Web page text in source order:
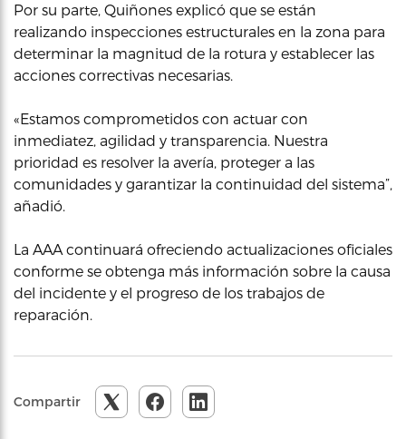
Por su parte, Quiñones explicó que se están
realizando inspecciones estructurales en la zona para
determinar la magnitud de la rotura y establecer las
acciones correctivas necesarias.
«Estamos comprometidos con actuar con
inmediatez, agilidad y transparencia. Nuestra
prioridad es resolver la avería, proteger a las
comunidades y garantizar la continuidad del sistema”,
añadió.
La AAA continuará ofreciendo actualizaciones oficiales
conforme se obtenga más información sobre la causa
del incidente y el progreso de los trabajos de
reparación.
Compartir